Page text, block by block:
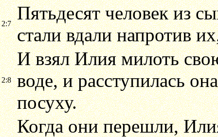
2:7
Пятьдесят человек из
стали вдали напротив
2:8
И взял Илия милоть
воде, и расступилась
посуху.
Когда они перешли,